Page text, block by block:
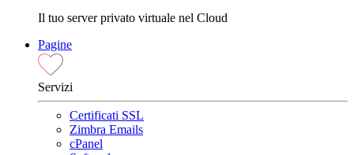
Il tuo server privato virtuale nel Cloud
Pagine
Servizi
Certificati SSL
Zimbra Emails
cPanel